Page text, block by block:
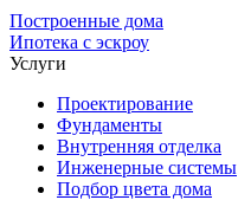
Построенные дома
Ипотека с эскроу
Услуги
Проектирование
Фундаменты
Внутренняя отделка
Инженерные системы
Подбор цвета дома